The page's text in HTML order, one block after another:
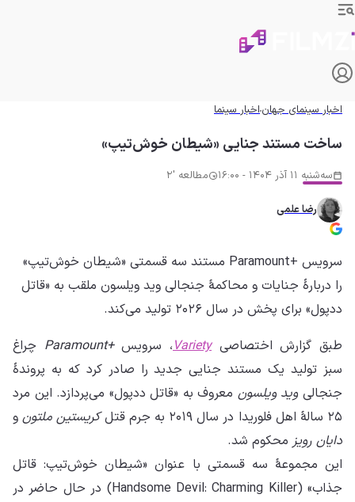
اخبار سینمای جهاناخبار سینما
ساخت مستند جنایی «شیطان خوش‌تیپ»
سه‌شنبه 11 آذر 1404 - 16:00 مطالعه '2
رضا علمی
سرویس +Paramount مستند سه قسمتی «شیطان خوش‌تیپ»
را دربارهٔ جنایات و محاکمهٔ جنجالی وید ویلسون ملقب به «قاتل
ددپول» برای پخش در سال ۲۰۲۶ تولید می‌کند.
طبق گزارش اختصاصیVariety، سرویس+Paramount
چراغ
سبز تولید یک مستند جنایی جدید را صادر کرد که به پروندهٔ
جنجالی وید ویلسون معروف به «قاتل ددپول» می‌پردازد. این مرد
۲۵ سالهٔ اهل فلوریدا در سال ۲۰۱۹ به جرم قتل
کریستین ملتونو
دایان رویز محکوم شد.
این مجموعهٔ سه قسمتی با عنوان «شیطان خوش‌تیپ: قاتل
جذاب» (Handsome Devil: Charming Killer) در حال حاضر در